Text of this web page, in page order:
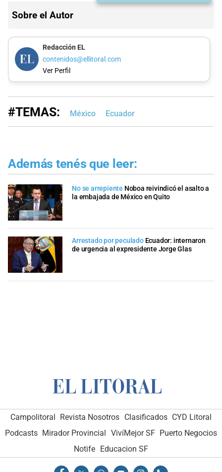
Sobre el Autor
Redacción EL
contenidos@ellitoral.com
Ver Perfil
#TEMAS: México Ecuador
Además tenés que leer:
No se arrepiente Noboa reivindicó el asalto a
la embajada de México en Quito
Arrestado por peculado Ecuador: internaron
de urgencia al expresidente Jorge Glas
Campolitoral Revista Nosotros Clasificados CYD Litoral
Podcasts Mirador Provincial VivíMejor SF Puerto Negocios
Notife
Educacion SF